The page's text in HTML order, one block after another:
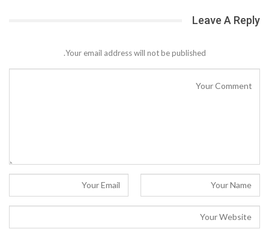
Leave A Reply
Your email address will not be published.